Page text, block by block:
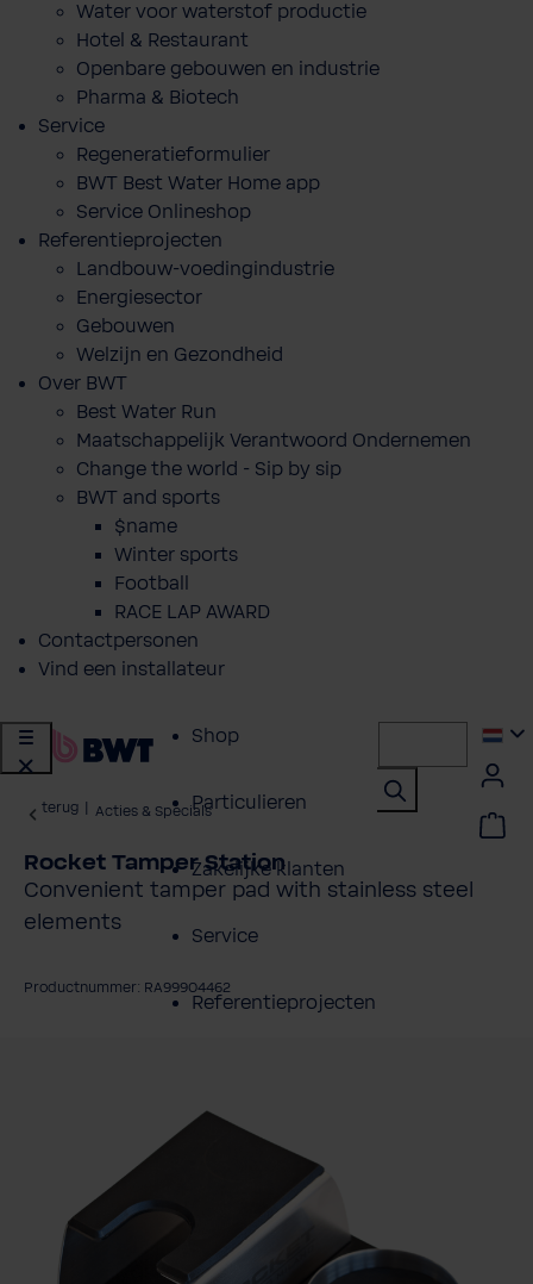
Water voor waterstof productie
Hotel & Restaurant
Openbare gebouwen en industrie
Pharma & Biotech
Service
Regeneratieformulier
BWT Best Water Home app
Service Onlineshop
Referentieprojecten
Landbouw-voedingindustrie
Energiesector
Gebouwen
Welzijn en Gezondheid
Over BWT
Best Water Run
Maatschappelijk Verantwoord Ondernemen
Change the world - Sip by sip
BWT and sports
$name
Winter sports
Football
RACE LAP AWARD
Contactpersonen
Vind een installateur
Shop
Particulieren
Zakelijke klanten
Service
Referentieprojecten
Contactpersonen
Vind een installateur
terug Acties & Specials
Rocket Tamper Station
Convenient tamper pad with stainless steel
elements
Productnummer: RA99904462